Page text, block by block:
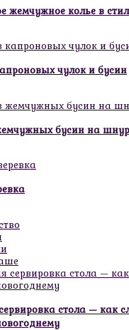
жемчужное колье в
чулок и бусин
бусин на
стола — как